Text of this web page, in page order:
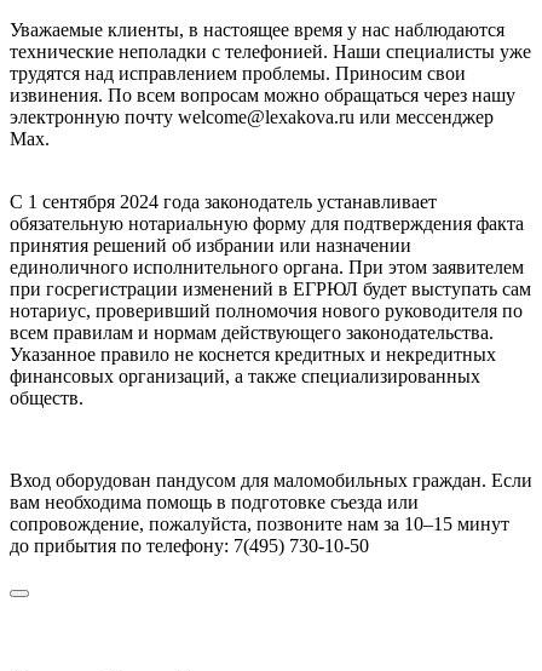
Уважаемые клиенты, в настоящее время у нас наблюдаются
технические неполадки с телефонией. Наши специалисты уже
трудятся над исправлением проблемы. Приносим свои
извинения. По всем вопросам можно обращаться через нашу
электронную почту welcome@lexakova.ru или мессенджер
Max.
С 1 сентября 2024 года законодатель устанавливает
обязательную нотариальную форму для подтверждения факта
принятия решений об избрании или назначении
единоличного исполнительного органа. При этом заявителем
при госрегистрации изменений в ЕГРЮЛ будет выступать сам
нотариус, проверивший полномочия нового руководителя по
всем правилам и нормам действующего законодательства.
Указанное правило не коснется кредитных и некредитных
финансовых организаций, а также специализированных
обществ.
Вход оборудован пандусом для маломобильных граждан. Если
вам необходима помощь в подготовке съезда или
сопровождение, пожалуйста, позвоните нам за 10–15 минут
до прибытия по телефону: 7(495) 730-10-50